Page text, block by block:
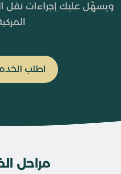
ويسهّل عليك إجراءات نقل
اطلب
مراحل